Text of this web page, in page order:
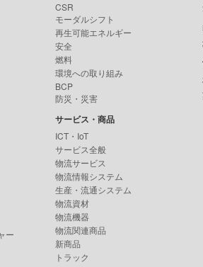
ー
CSR
モーダルシフト
再生可能エネルギー
安全
燃料
環境への取り組み
BCP
防災・災害
サービス・商品
ICT・IoT
サービス全般
物流サービス
物流情報システム
生産・流通システム
物流資材
物流機器
物流関連商品
新商品
トラック